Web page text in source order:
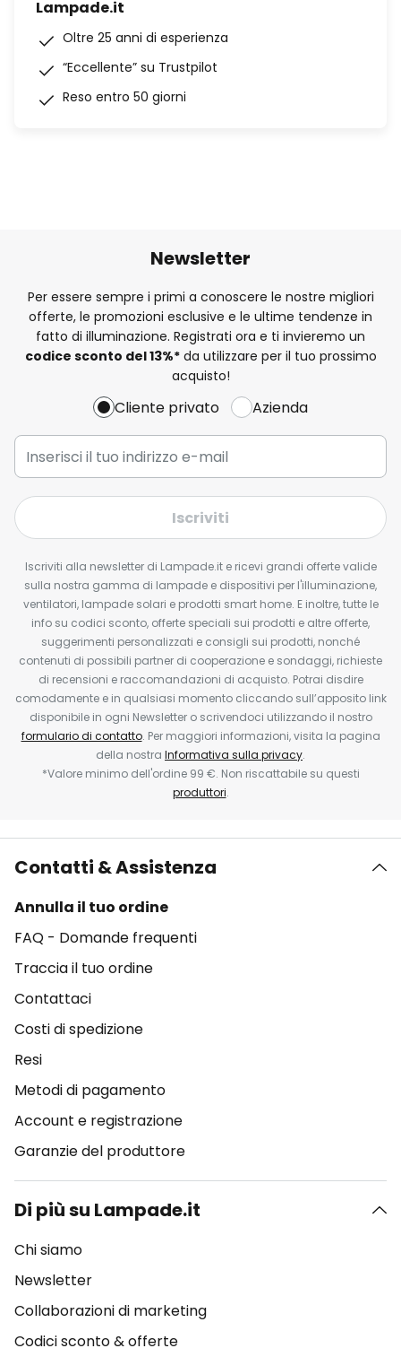
Lampade.it
Oltre 25 anni di esperienza
“Eccellente” su Trustpilot
Reso entro 50 giorni
Newsletter
Per essere sempre i primi a conoscere le nostre migliori
offerte, le promozioni esclusive e le ultime tendenze in
fatto di illuminazione. Registrati ora e ti invieremo un
codice sconto del13%*da utilizzare per il tuo prossimo
acquisto!
Cliente privato Azienda
Iscriviti
Iscriviti alla newsletter di Lampade.it e ricevi grandi offerte valide
sulla nostra gamma di lampade e dispositivi per l'illuminazione,
ventilatori, lampade solari e prodotti smart home. E inoltre, tutte le
info su codici sconto, offerte speciali sui prodotti e altre offerte,
suggerimenti personalizzati e consigli sui prodotti, nonché
contenuti di possibili partner di cooperazione e sondaggi, richieste
di recensioni e raccomandazioni di acquisto. Potrai disdire
comodamente e in qualsiasi momento cliccando sull’apposito link
disponibile in ogni Newsletter o scrivendoci utilizzando il nostro
formulario di contatto. Per maggiori informazioni, visita la pagina
della nostra Informativa sulla privacy.
*Valore minimo dell'ordine 99 €. Non riscattabile su questi
produttori.
Contatti & Assistenza
Annulla il tuo ordine
FAQ - Domande frequenti
Traccia il tuo ordine
Contattaci
Costi di spedizione
Resi
Metodi di pagamento
Account e registrazione
Garanzie del produttore
Di più su Lampade.it
Chi siamo
Newsletter
Collaborazioni di marketing
Codici sconto & offerte